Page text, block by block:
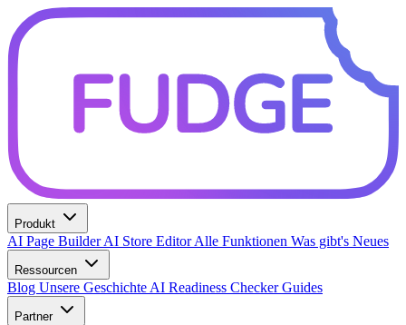
Produkt
AI Page BuilderAI Store EditorAlle Funktionen Was gibt's Neues
Ressourcen
Blog Unsere Geschichte AI Readiness CheckerGuides
Partner